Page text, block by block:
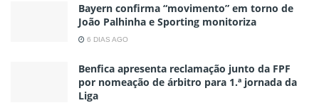
Bayern confirma “movimento” em torno de
João Palhinha e Sporting monitoriza
6 DIAS AGO
Benfica apresenta reclamação junto da FPF
por nomeação de árbitro para 1.ª jornada da
Liga